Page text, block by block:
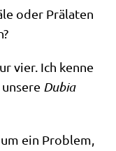
oder Prä­la­ten
vier. Ich ken­ne
Dubia
ein Pro­blem,